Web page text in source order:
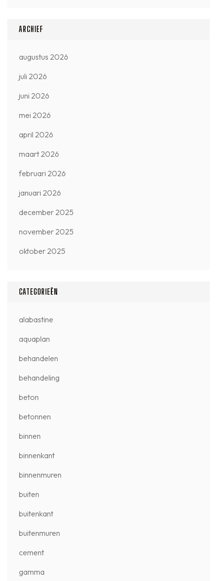
ARCHIEF
augustus 2026
juli 2026
juni 2026
mei 2026
april 2026
maart 2026
februari 2026
januari 2026
december 2025
november 2025
oktober 2025
CATEGORIEËN
alabastine
aquaplan
behandelen
behandeling
beton
betonnen
binnen
binnenkant
binnenmuren
buiten
buitenkant
buitenmuren
cement
gamma